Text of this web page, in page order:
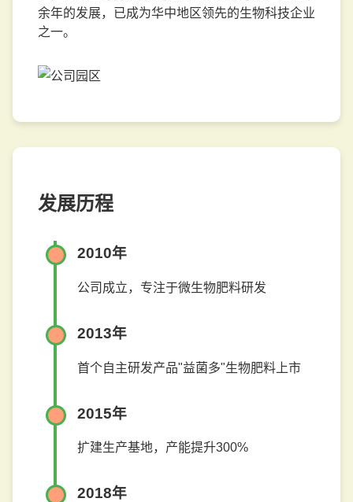
余年的发展，已成为华中地区领先的生物科技企业
之一。
发展历程
2010年
公司成立，专注于微生物肥料研发
2013年
首个自主研发产品"益菌多"生物肥料上市
2015年
扩建生产基地，产能提升300%
2018年